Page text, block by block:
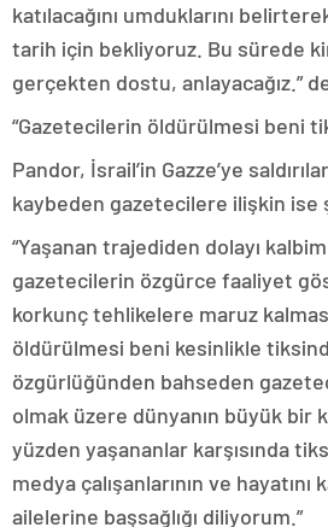
katılacağını umduklarını
tarih için bekliyoruz. Bu sürede
gerçekten dostu, anlayacağız.”
“Gazetecilerin öldürülmesi beni
Pandor, İsrail’in Gazze’ye
kaybeden gazetecilere ilişkin ise
“Yaşanan trajediden dolayı
gazetecilerin özgürce faaliyet
korkunç tehlikelere maruz
öldürülmesi beni kesinlikle
özgürlüğünden bahseden
olmak üzere dünyanın büyük bir
yüzden yaşananlar karşısında
medya çalışanlarının ve
ailelerine başsağlığı diliyorum.”